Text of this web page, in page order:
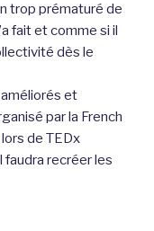
trop prématuré de
fait et comme si il
dès le
et
par la French
de TEDx
faudra recréer les